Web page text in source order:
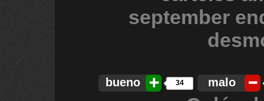
bueno 34 malo